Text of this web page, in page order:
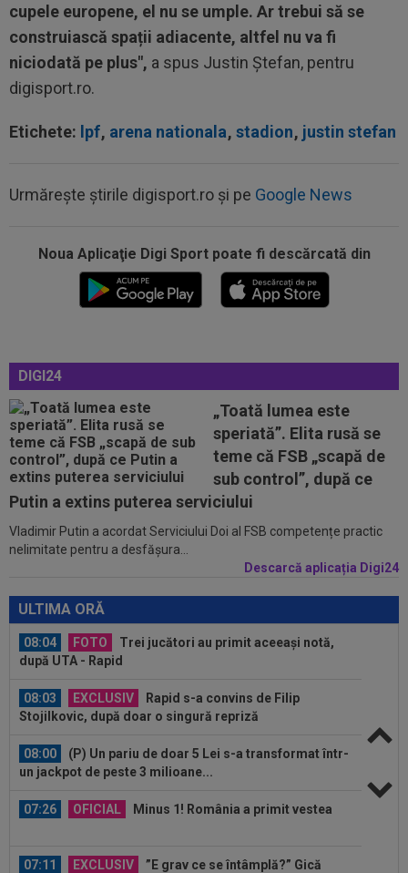
cupele europene, el nu se umple. Ar trebui să se
construiască spații adiacente, altfel nu va fi
niciodată pe plus", a spus Justin Ștefan, pentru
digisport.ro.
Etichete: lpf, arena nationala, stadion, justin stefan
Urmărește știrile digisport.ro și pe Google News
Noua Aplicaţie Digi Sport poate fi descărcată din
DIGI24
„Toată lumea este
speriată”. Elita rusă se
teme că FSB „scapă de
sub control”, după ce
Putin a extins puterea serviciului
Vladimir Putin a acordat Serviciului Doi al FSB competențe practic
nelimitate pentru a desfășura...
Descarcă aplicația Digi24
ULTIMA ORĂ
08:03 EXCLUSIV
Rapid s-a convins de Filip
Stojilkovic, după doar o singură repriză
(P) Un pariu de doar 5 Lei s-a transformat într-
07:26 OFICIAL Minus 1! România a primit vestea
07:11 EXCLUSIV
”E grav ce se întâmplă?” Gică
Craioveanu a dezvăluit principalele probleme de...
07:10
Nana Falemi i-a spus lui Gigi Becali ce decizie
să ia cu Marius Baciu: "Nu are...
08:30
Coșmar pentru Alexi Pitu, după UTA Arad -
Rapid! Cât ar putea lipsi
Manchester City a refuzat...
08:04 FOTO
Trei jucători au primit aceeași notă,
după UTA - Rapid
08:03 EXCLUSIV
Rapid s-a convins de Filip
Stojilkovic, după doar o singură repriză
08:00
(P) Un pariu de doar 5 Lei s-a transformat într-
un jackpot de peste 3 milioane...
07:26 OFICIAL Minus 1! România a primit vestea
07:11 EXCLUSIV
”E grav ce se întâmplă?” Gică